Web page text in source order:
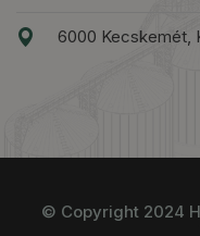
6000 Kecskemét,
© Copyright 2024